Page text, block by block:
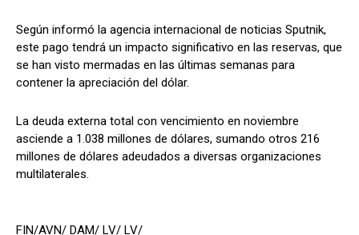
Según informó la agencia internacional de noticias Sputnik,
este pago tendrá un impacto significativo en las reservas, que
se han visto mermadas en las últimas semanas para
contener la apreciación del dólar.
La deuda externa total con vencimiento en noviembre
asciende a 1.038 millones de dólares, sumando otros 216
millones de dólares adeudados a diversas organizaciones
multilaterales.
FIN/AVN/ DAM/ LV/ LV/